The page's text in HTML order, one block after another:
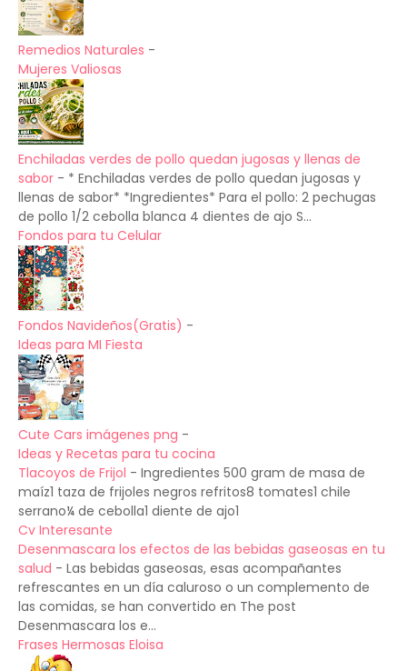
Remedios Naturales -
Mujeres Valiosas
Enchiladas verdes de pollo quedan jugosas y llenas de
sabor - * Enchiladas verdes de pollo quedan jugosas y
llenas de sabor* *Ingredientes* Para el pollo: 2 pechugas
de pollo 1/2 cebolla blanca 4 dientes de ajo S...
Fondos para tu Celular
Fondos Navideños(Gratis) -
Ideas para MI Fiesta
Cute Cars imágenes png -
Ideas y Recetas para tu cocina
Tlacoyos de Frijol - Ingredientes 500 gram de masa de
maíz1 taza de frijoles negros refritos8 tomates1 chile
serrano¼ de cebolla1 diente de ajo1
Cv Interesante
Desenmascara los efectos de las bebidas gaseosas en tu
salud - Las bebidas gaseosas, esas acompañantes
refrescantes en un día caluroso o un complemento de
las comidas, se han convertido en The post
Desenmascara los e...
Frases Hermosas Eloisa